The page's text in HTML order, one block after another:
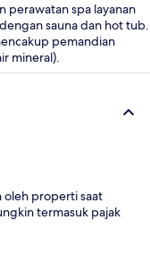
perawatan spa layanan
sauna dan hot tub.
pemandian
mineral).
oleh properti saat
termasuk pajak